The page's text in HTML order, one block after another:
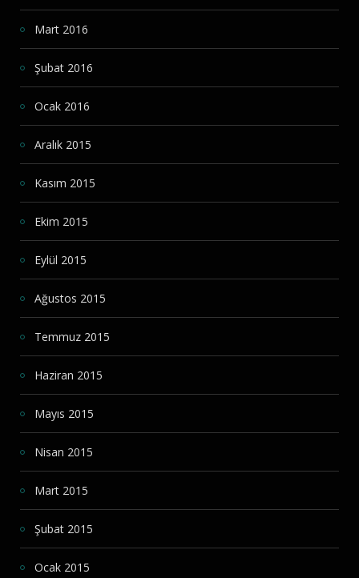
Mart 2016
Şubat 2016
Ocak 2016
Aralık 2015
Kasım 2015
Ekim 2015
Eylül 2015
Ağustos 2015
Temmuz 2015
Haziran 2015
Mayıs 2015
Nisan 2015
Mart 2015
Şubat 2015
Ocak 2015